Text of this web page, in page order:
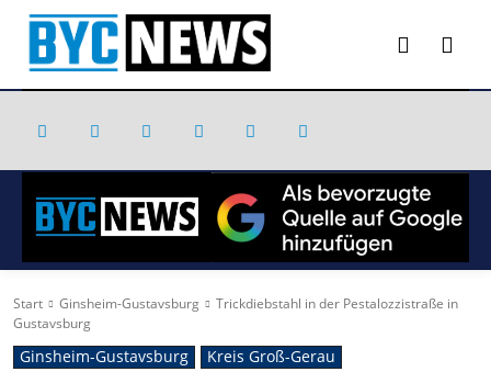
Start Ginsheim-Gustavsburg
Trickdiebstahl in der Pestalozzistraße in
Gustavsburg
Ginsheim-Gustavsburg Kreis Groß-Gerau